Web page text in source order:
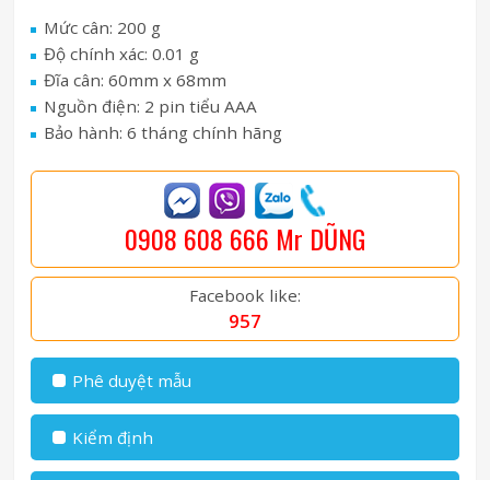
Mức cân: 200 g
Độ chính xác: 0.01 g
Đĩa cân: 60mm x 68mm
Nguồn điện: 2 pin tiểu AAA
Bảo hành: 6 tháng chính hãng
0908 608 666 Mr DŨNG
Facebook like:
957
Phê duyệt mẫu
Kiểm định